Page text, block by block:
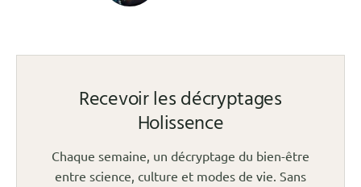
Recevoir les décryptages
Holissence
Chaque semaine, un décryptage du bien-être
entre science, culture et modes de vie. Sans